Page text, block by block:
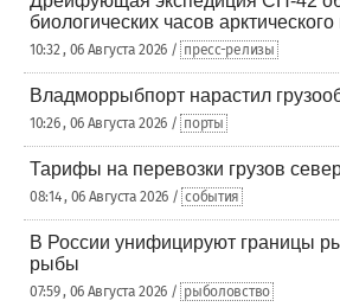
биологических часов
10:32 , 06 Августа 2026 / пресс-релизы
Владморрыбпорт нарастил
10:26 , 06 Августа 2026 / порты
Тарифы на перевозки грузов
08:14 , 06 Августа 2026 / события
В России унифицируют границы
рыбы
07:59 , 06 Августа 2026 / рыболовство